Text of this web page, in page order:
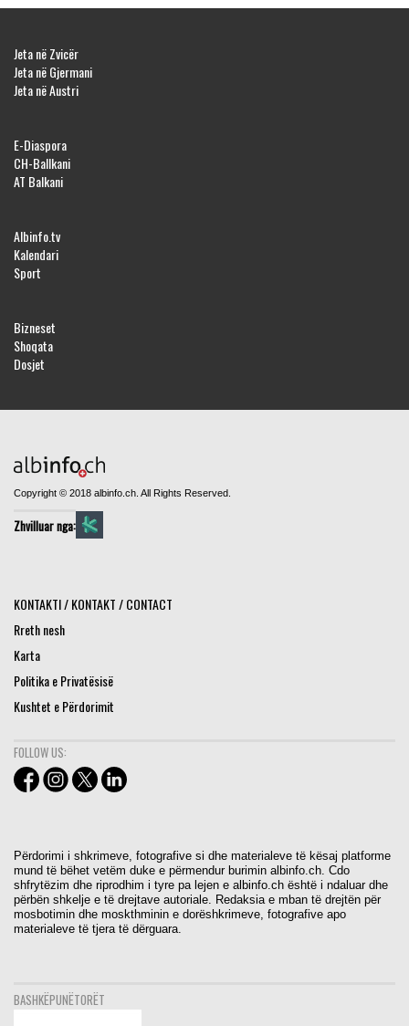
Jeta në Zvicër
Jeta në Gjermani
Jeta në Austri
E-Diaspora
CH-Ballkani
AT Balkani
Albinfo.tv
Kalendari
Sport
Bizneset
Shoqata
Dosjet
Copyright © 2018 albinfo.ch. All Rights Reserved.
Zhvilluar nga:
KONTAKTI / KONTAKT / CONTACT
Rreth nesh
Karta
Politika e Privatësisë
Kushtet e Përdorimit
FOLLOW US:
Përdorimi i shkrimeve, fotografive si dhe materialeve të kësaj platforme
mund të bëhet vetëm duke e përmendur burimin albinfo.ch. Cdo
shfrytëzim dhe riprodhim i tyre pa lejen e albinfo.ch është i ndaluar dhe
përbën shkelje e të drejtave autoriale. Redaksia e mban të drejtën për
mosbotimin dhe moskthminin e dorëshkrimeve, fotografive apo
materialeve të tjera të dërguara.
BASHKËPUNËTORËT